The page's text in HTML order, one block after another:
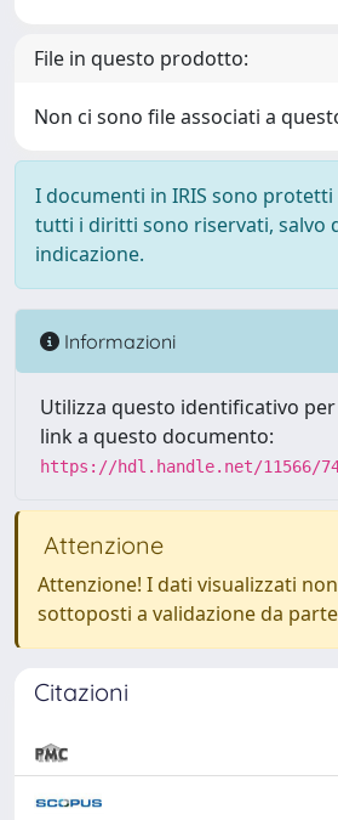
File in questo prodotto:
Non ci sono file associati a
I documenti in IRIS sono
tutti i diritti sono riservati, salvo
indicazione.
Informazioni
Utilizza questo identificativo
link a questo documento:
https://hdl.handle.net/11566/
Attenzione
Attenzione! I dati visualizzati
sottoposti a validazione da
Citazioni